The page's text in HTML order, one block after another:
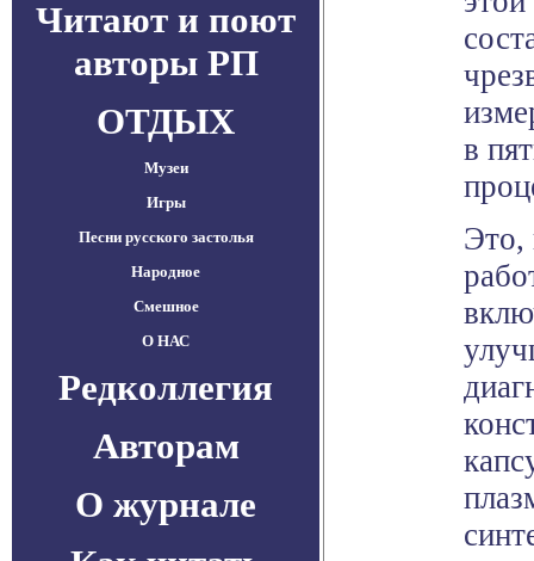
Читают и поют
авторы РП
ОТДЫХ
Музеи
Игры
Песни русского застолья
Народное
Смешное
О НАС
Редколлегия
Авторам
О журнале
в
Это,